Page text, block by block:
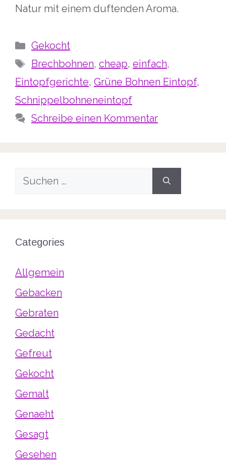
Natur mit einem duftenden Aroma.
Kategorien
Gekocht
Schlagwörter
Brechbohnen, cheap, einfach,
Eintopfgerichte, Grüne Bohnen Eintopf,
Schnippelbohneneintopf
Schreibe einen Kommentar
Suche
Categories
Allgemein
Gebacken
Gebraten
Gedacht
Gefreut
Gekocht
Gemalt
Genaeht
Gesagt
Gesehen